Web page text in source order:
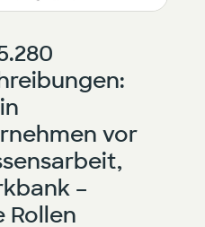
vor
–
Rollen